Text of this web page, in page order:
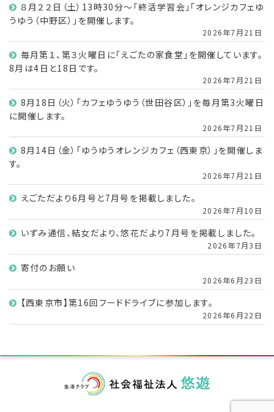
８月２２日（土）13時30分～「終活学習会」「オレンジカフェゆ
うゆう（中野区）」を開催します。
2026年7月21日
毎月第１、第３火曜日に「えごたの家食堂」を開催しています。
8月は4日と18日です。
2026年7月21日
8月18日（火）「カフェゆうゆう（世田谷区）」を毎月第3火曜日
に開催します。
2026年7月21日
8月14日（金）「ゆうゆうオレンジカフェ（西東京）」を開催しま
す。
2026年7月21日
えごただより6月号と7月号を掲載しました。
2026年7月10日
いずみ通信、結女だより、悠花だより7月号を掲載しました。
2026年7月3日
寄付のお願い
2026年6月23日
【西東京市】第16回フードドライブに参加します。
2026年6月22日